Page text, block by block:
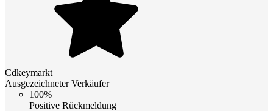
Cdkeymarkt
Ausgezeichneter Verkäufer
100%
Positive Rückmeldung